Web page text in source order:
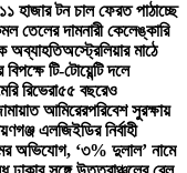
হাজার টন চাল ফেরত পাঠাচ্ছে
তেলের দামনারী কেলেঙ্কারি
অব্যাহতিঅস্ট্রেলিয়ার মাঠে
বিপক্ষে টি-টোয়েন্টি দলে
রিভেরা৫৫ বছরেও
আমিরেরপরিবেশ সুরক্ষায়
এলজিইডির নির্বাহী
অভিযোগ, ‘৩% দুলাল’ নামে